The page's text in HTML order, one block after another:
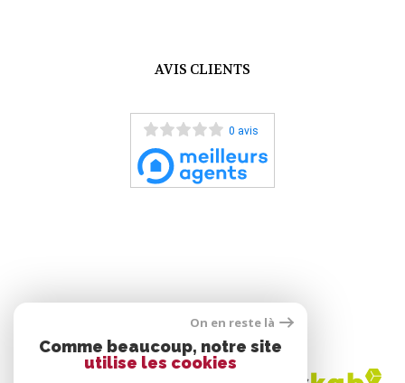
AVIS CLIENTS
0 avis
ADHÉRENTS
On en reste là
Comme beaucoup, notre site
utilise les cookies